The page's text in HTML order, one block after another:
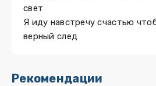
свет
Я иду навстречу счастью
верный след
Рекомендации